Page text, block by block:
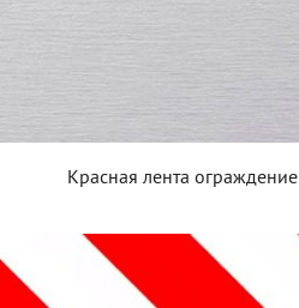
Красная лента ограждение